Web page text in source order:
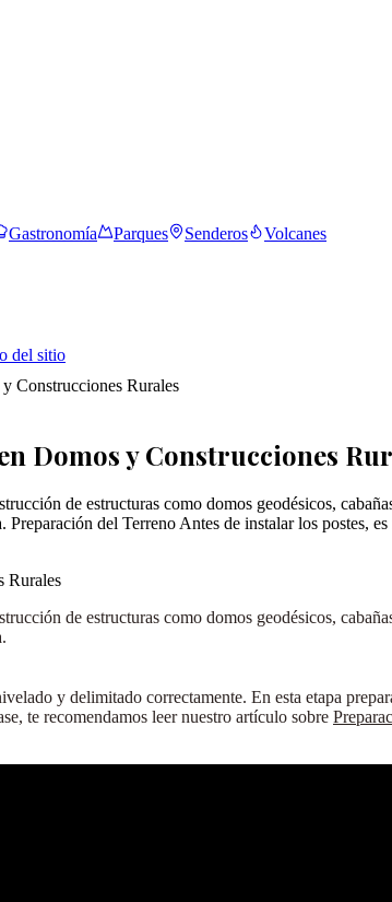
Gastronomía Parques Senderos
Volcanes
del sitio
Construcciones Rurales
Domos y Construcciones
de estructuras como domos geodésicos,
del Terreno Antes de instalar los postes,
de estructuras como domos geodésicos,
y delimitado correctamente. En esta etapa
te recomendamos leer nuestro artículo sobre